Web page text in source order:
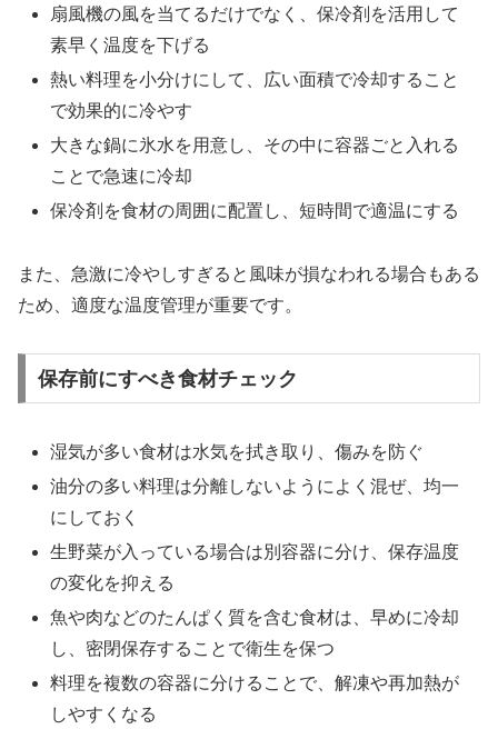
扇風機の風を当てるだけでなく、保冷剤を活用して
素早く温度を下げる
熱い料理を小分けにして、広い面積で冷却すること
で効果的に冷やす
大きな鍋に氷水を用意し、その中に容器ごと入れる
ことで急速に冷却
保冷剤を食材の周囲に配置し、短時間で適温にする
また、急激に冷やしすぎると風味が損なわれる場合もある
ため、適度な温度管理が重要です。
保存前にすべき食材チェック
湿気が多い食材は水気を拭き取り、傷みを防ぐ
油分の多い料理は分離しないようによく混ぜ、均一
にしておく
生野菜が入っている場合は別容器に分け、保存温度
の変化を抑える
魚や肉などのたんぱく質を含む食材は、早めに冷却
し、密閉保存することで衛生を保つ
料理を複数の容器に分けることで、解凍や再加熱が
しやすくなる